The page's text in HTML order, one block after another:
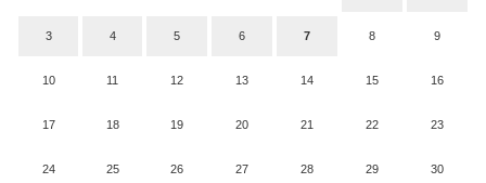
3 4 5 6 7 8 9
10 11 12 13 14 15 16
17 18 19 20 21 22 23
24 25 26 27 28 29 30